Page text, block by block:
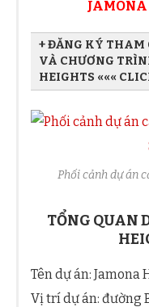
JAMONA
+ ĐĂNG KÝ THAM
VÀ CHƯƠNG
HEIGHTS «««
Địa chỉ Email
Số điện thoại
Phối cảnh dự án
TỔNG QUAN
Tên dự án: Jamona
Vị trí dự án: đường